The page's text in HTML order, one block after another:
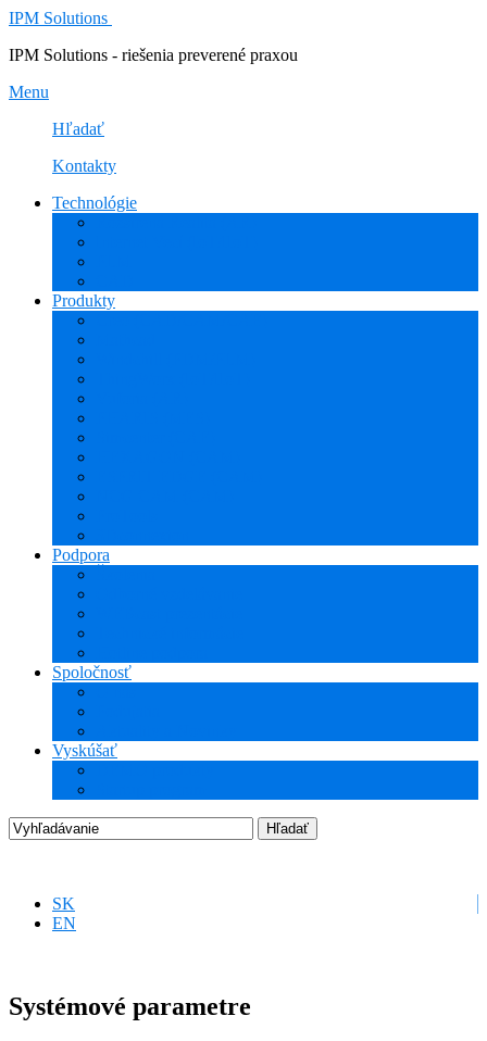
IPM Solutions
IPM Solutions - riešenia preverené praxou
Menu
Hľadať
Kontakty
Technológie
Produkty
Podpora
Spoločnosť
Vyskúšať
SK
EN
Systémové parametre